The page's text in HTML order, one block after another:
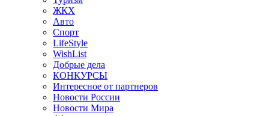
ЖКХ
Авто
Спорт
LifeStyle
WishList
Добрые дела
КОНКУРСЫ
Интересное от партнеров
Новости России
Новости Мира